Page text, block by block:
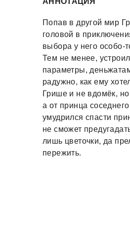
Попав в другой мир
головой в
выбора у него
Тем не менее,
параметры,
радужно, как ему
Грише и не вдомёк,
а от принца
умудрился спасти
не сможет
лишь цветочки, да
пережить.